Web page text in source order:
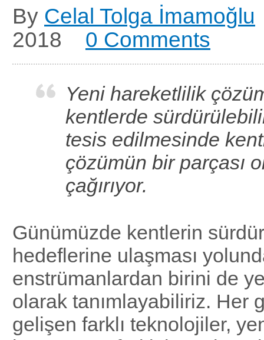
By Celal Tolga İmamoğlu
2018
0 Comments
Yeni hareketlilik
kentlerde
tesis edilmesinde
çözümün bir parçası
çağırıyor.
Günümüzde kentlerin
hedeflerine ulaşması
enstrümanlardan birini de
olarak tanımlayabiliriz. Her
gelişen farklı teknolojiler,